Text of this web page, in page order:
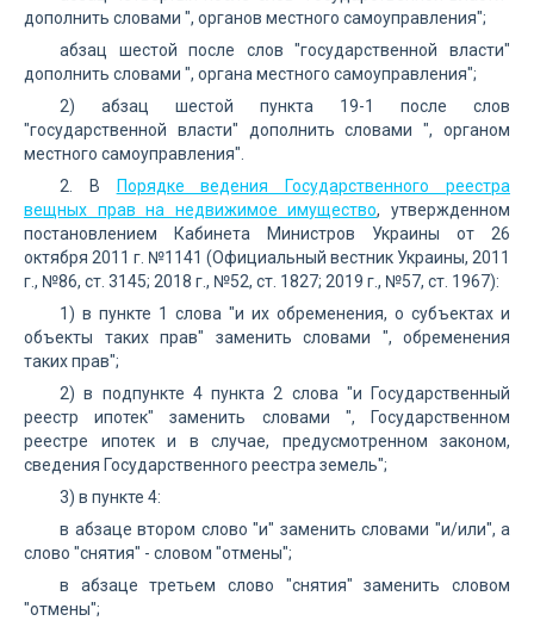
дополнить словами ", органов местного самоуправления";
абзац шестой после слов "государственной власти"
дополнить словами ", органа местного самоуправления";
2) абзац шестой пункта 19-1 после слов
"государственной власти" дополнить словами ", органом
местного самоуправления".
2. В
Порядке ведения Государственного реестра
вещных прав на недвижимое имущество, утвержденном
постановлением Кабинета Министров Украины от 26
октября 2011 г. №1141 (Официальный вестник Украины, 2011
г., №86, ст. 3145; 2018 г., №52, ст. 1827; 2019 г., №57, ст. 1967):
1) в пункте 1 слова "и их обременения, о субъектах и
объекты таких прав" заменить словами ", обременения
таких прав";
2) в подпункте 4 пункта 2 слова "и Государственный
реестр ипотек" заменить словами ", Государственном
реестре ипотек и в случае, предусмотренном законом,
сведения Государственного реестра земель";
3) в пункте 4:
в абзаце втором слово "и" заменить словами "и/или", а
слово "снятия" - словом "отмены";
в абзаце третьем слово "снятия" заменить словом
"отмены";